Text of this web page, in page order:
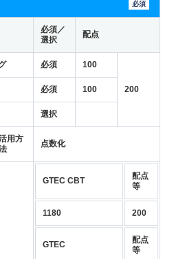
必須
必須／
選択
配点
必須 100
200
必須 100
選択
用方
点数化
GTEC CBT
配点
等
1180 200
GTEC
配点
等